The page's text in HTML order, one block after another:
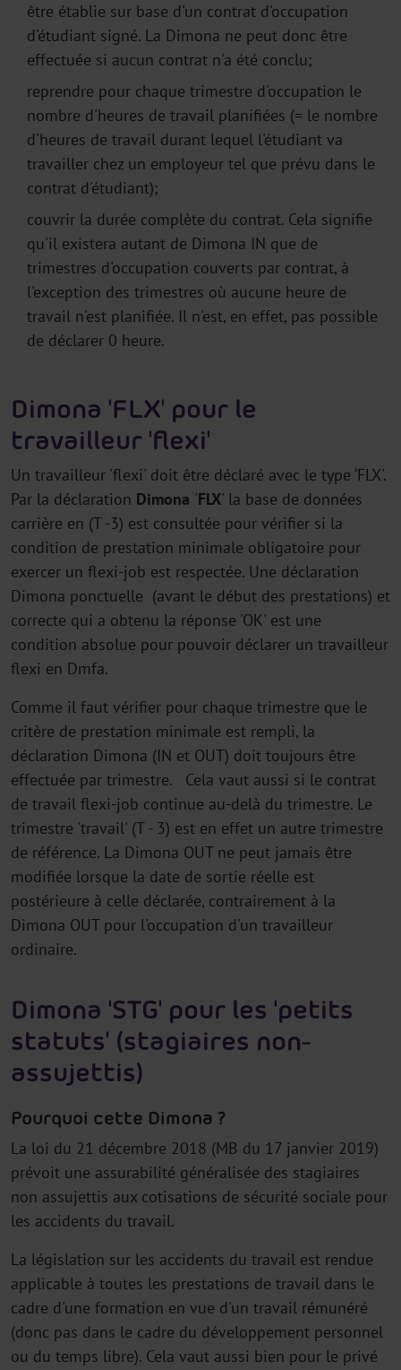
être établie sur base d'un contrat d'occupation
d'étudiant signé. La Dimona ne peut donc être
effectuée si aucun contrat n'a été conclu;
reprendre pour chaque trimestre d'occupation le
nombre d'heures de travail planifiées (= le nombre
d'heures de travail durant lequel l'étudiant va
travailler chez un employeur tel que prévu dans le
contrat d'étudiant);
couvrir la durée complète du contrat. Cela signifie
qu'il existera autant de Dimona IN que de
trimestres d'occupation couverts par contrat, à
l'exception des trimestres où aucune heure de
travail n'est planifiée. Il n'est, en effet, pas possible
de déclarer 0 heure.
Dimona 'FLX' pour le
travailleur 'flexi'
Un travailleur 'flexi' doit être déclaré avec le type ‘FLX'.
Par la déclaration Dimona 'FLX' la base de données
carrière en (T -3) est consultée pour vérifier si la
condition de prestation minimale obligatoire pour
exercer un flexi-job est respectée. Une déclaration
Dimona ponctuelle (avant le début des prestations) et
correcte qui a obtenu la réponse 'OK' est une
condition absolue pour pouvoir déclarer un travailleur
flexi en Dmfa.
Comme il faut vérifier pour chaque trimestre que le
critère de prestation minimale est rempli, la
déclaration Dimona (IN et OUT) doit toujours être
effectuée par trimestre. Cela vaut aussi si le contrat
de travail flexi-job continue au-delà du trimestre. Le
trimestre 'travail' (T - 3) est en effet un autre trimestre
de référence. La Dimona OUT ne peut jamais être
modifiée lorsque la date de sortie réelle est
postérieure à celle déclarée, contrairement à la
Dimona OUT pour l'occupation d'un travailleur
ordinaire.
Dimona 'STG' pour les 'petits
statuts' (stagiaires non-
assujettis)
Pourquoi cette Dimona ?
La loi du 21 décembre 2018 (MB du 17 janvier 2019)
prévoit une assurabilité généralisée des stagiaires
non assujettis aux cotisations de sécurité sociale pour
les accidents du travail.
La législation sur les accidents du travail est rendue
applicable à toutes les prestations de travail dans le
cadre d'une formation en vue d'un travail rémunéré
(donc pas dans le cadre du développement personnel
ou du temps libre). Cela vaut aussi bien pour le privé